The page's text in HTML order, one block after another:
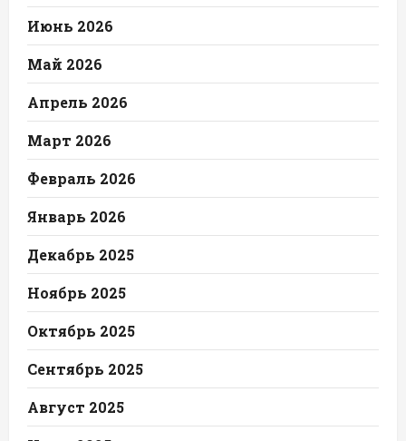
Июнь 2026
Май 2026
Апрель 2026
Март 2026
Февраль 2026
Январь 2026
Декабрь 2025
Ноябрь 2025
Октябрь 2025
Сентябрь 2025
Август 2025